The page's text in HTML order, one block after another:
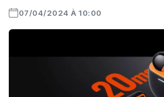
07/04/2024 À 10:00